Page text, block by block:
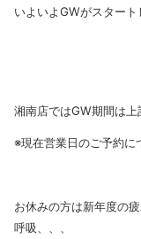
いよいよGWがスター
湘南店ではGW期間は上
※現在営業日のご予約に
お休みの方は新年度の
呼吸、、、